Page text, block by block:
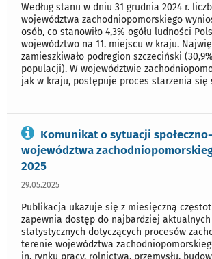
Według stanu w dniu 31 grudnia 2024 r.
województwa zachodniopomorskiego
osób, co stanowiło 4,3% ogółu ludności
województwo na 11. miejscu w kraju.
zamieszkiwało podregion szczeciński
populacji). W województwie
jak w kraju, postępuje proces starzenia się
Komunikat o sytuacji
województwa
2025
29.05.2025
Publikacja ukazuje się z miesięczną
zapewnia dostęp do najbardziej
statystycznych dotyczących procesów
terenie województwa
in. rynku pracy, rolnictwa, przemysłu,